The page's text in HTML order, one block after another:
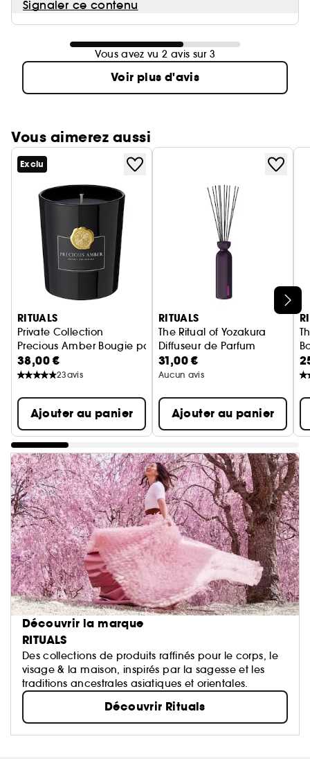
Signaler ce contenu
Vous avez vu 2 avis sur 3
Voir plus d'avis
Vous aimerez aussi
Ignorer le carrousel produits
Exclu
RITUALS
Private Collection
Precious Amber Bougie parfumée
38,00 €
23avis
Ajouter au panier
RITUALS
The Ritual of Yozakura
Diffuseur de Parfum
31,00 €
Aucun avis
Ajouter au panier
Découvrir la marque
RITUALS
Des collections de produits raffinés pour le corps, le
visage & la maison, inspirés par la sagesse et les
traditions ancestrales asiatiques et orientales.
Découvrir Rituals